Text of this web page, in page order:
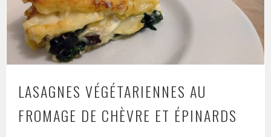
LASAGNES VÉGÉTARIENNES AU
FROMAGE DE CHÈVRE ET ÉPINARDS